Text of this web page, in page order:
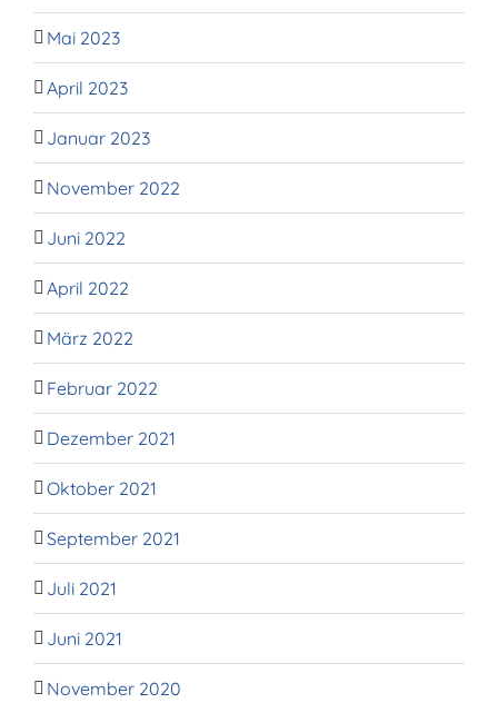
Mai 2023
April 2023
Januar 2023
November 2022
Juni 2022
April 2022
März 2022
Februar 2022
Dezember 2021
Oktober 2021
September 2021
Juli 2021
Juni 2021
November 2020